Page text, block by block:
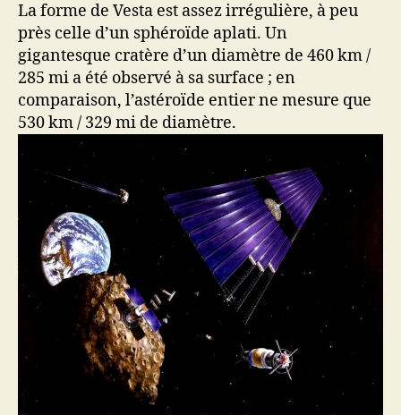
La forme de Vesta est assez irrégulière, à peu
près celle d’un sphéroïde aplati. Un
gigantesque cratère d’un diamètre de 460 km /
285 mi a été observé à sa surface ; en
comparaison, l’astéroïde entier ne mesure que
530 km / 329 mi de diamètre.